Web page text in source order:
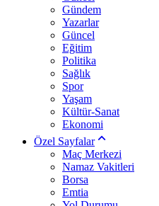
Gündem
Yazarlar
Güncel
Eğitim
Politika
Sağlık
Spor
Yaşam
Kültür-Sanat
Ekonomi
Özel Sayfalar
Maç Merkezi
Namaz Vakitleri
Borsa
Emtia